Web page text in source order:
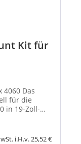
Kit für
4060 Das
für die
in 19-Zoll-
eine
i.H.v. 25,52 €